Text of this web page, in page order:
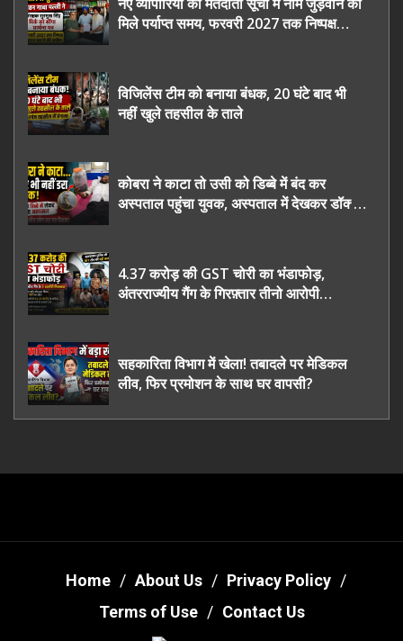
मिले पर्याप्त समय, फरवरी 2027 तक निष्पक्ष
विजिलेंस टीम को बनाया बंधक, 20 घंटे बाद भी
नहीं खुले तहसील के ताले
कोबरा ने काटा तो उसी को डिब्बे में बंद कर
अस्पताल पहुंचा युवक, अस्पताल में देखकर डॉक्टर
4.37 करोड़ की GST चोरी का भंडाफोड़,
अंतरराज्यीय गैंग के गिरफ़्तार तीनो आरोपी
सहकारिता विभाग में खेला! तबादले पर मेडिकल
लीव, फिर प्रमोशन के साथ घर वापसी?
Home About Us
Privacy Policy
Terms of Use
Contact Us